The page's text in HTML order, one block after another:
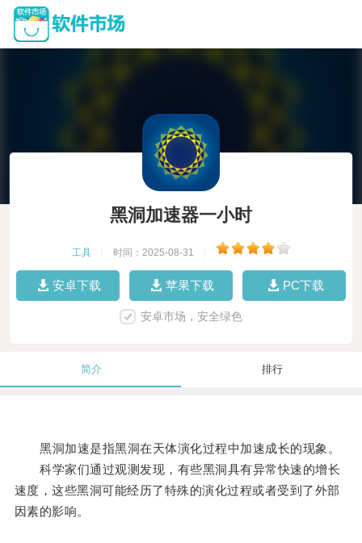
黑洞加速器一小时
工具 时间：2025-08-31
安卓下载 苹果下载 PC下载
安卓市场，安全绿色
简介 排行
黑洞加速是指黑洞在天体演化过程中加速成长的现象。
科学家们通过观测发现，有些黑洞具有异常快速的增长
速度，这些黑洞可能经历了特殊的演化过程或者受到了外部
因素的影响。